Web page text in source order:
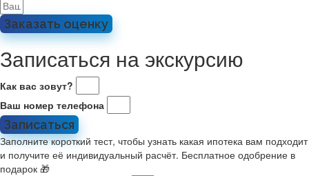
Заказать оценку
Записаться на экскурсию
Как вас зовут?
Ваш номер телефона
Записаться
Заполните короткий тест, чтобы узнать какая ипотека вам подходит
и получите её индивидуальный расчёт. Бесплатное одобрение в
подарок 🎁